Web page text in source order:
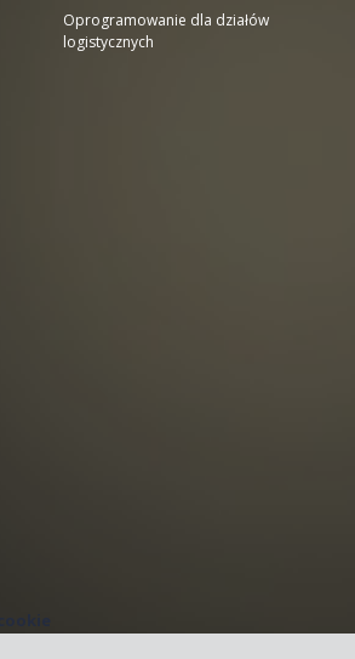
Oprogramowanie dla działów
logistycznych